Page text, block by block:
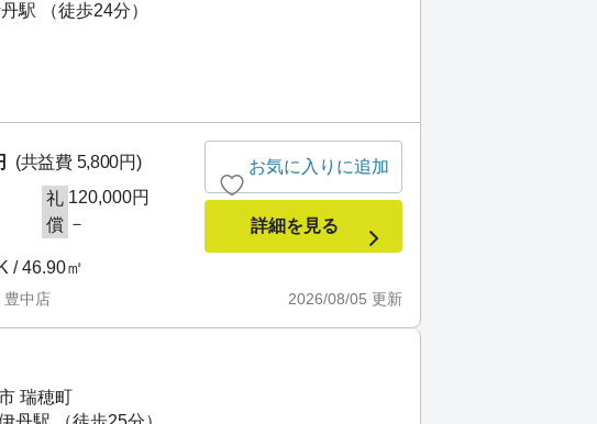
駅 （徒歩24分）
(共益費 5,800円)
礼 120,000円
償 －
/ 46.90㎡
2026/08/05 更新
豊中店
お気に入りに追加
詳細を見る
瑞穂町